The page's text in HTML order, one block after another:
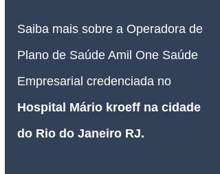
Saiba mais sobre a Operadora de
Plano de Saúde Amil One Saúde
Empresarial credenciada no
Hospital Mário kroeff na cidade
do Rio do Janeiro RJ.